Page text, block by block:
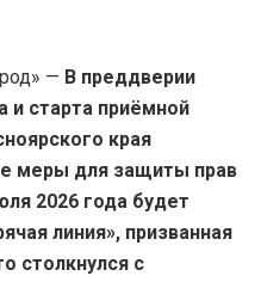
— В преддверии
и старта приёмной
края
меры для защиты прав
2026 года будет
линия», призванная
столкнулся с